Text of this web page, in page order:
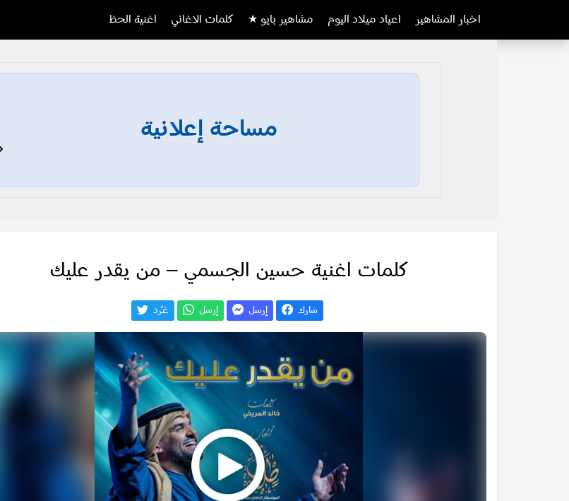
اخبار المشاهير اعياد ميلاد اليوم مشاهير بايو ★ كلمات الاغاني اغنية الحظ
مساحة إعلانية
كلمات اغنية حسين الجسمي – من يقدر عليك
شارك إرسل إرسل غـّرد